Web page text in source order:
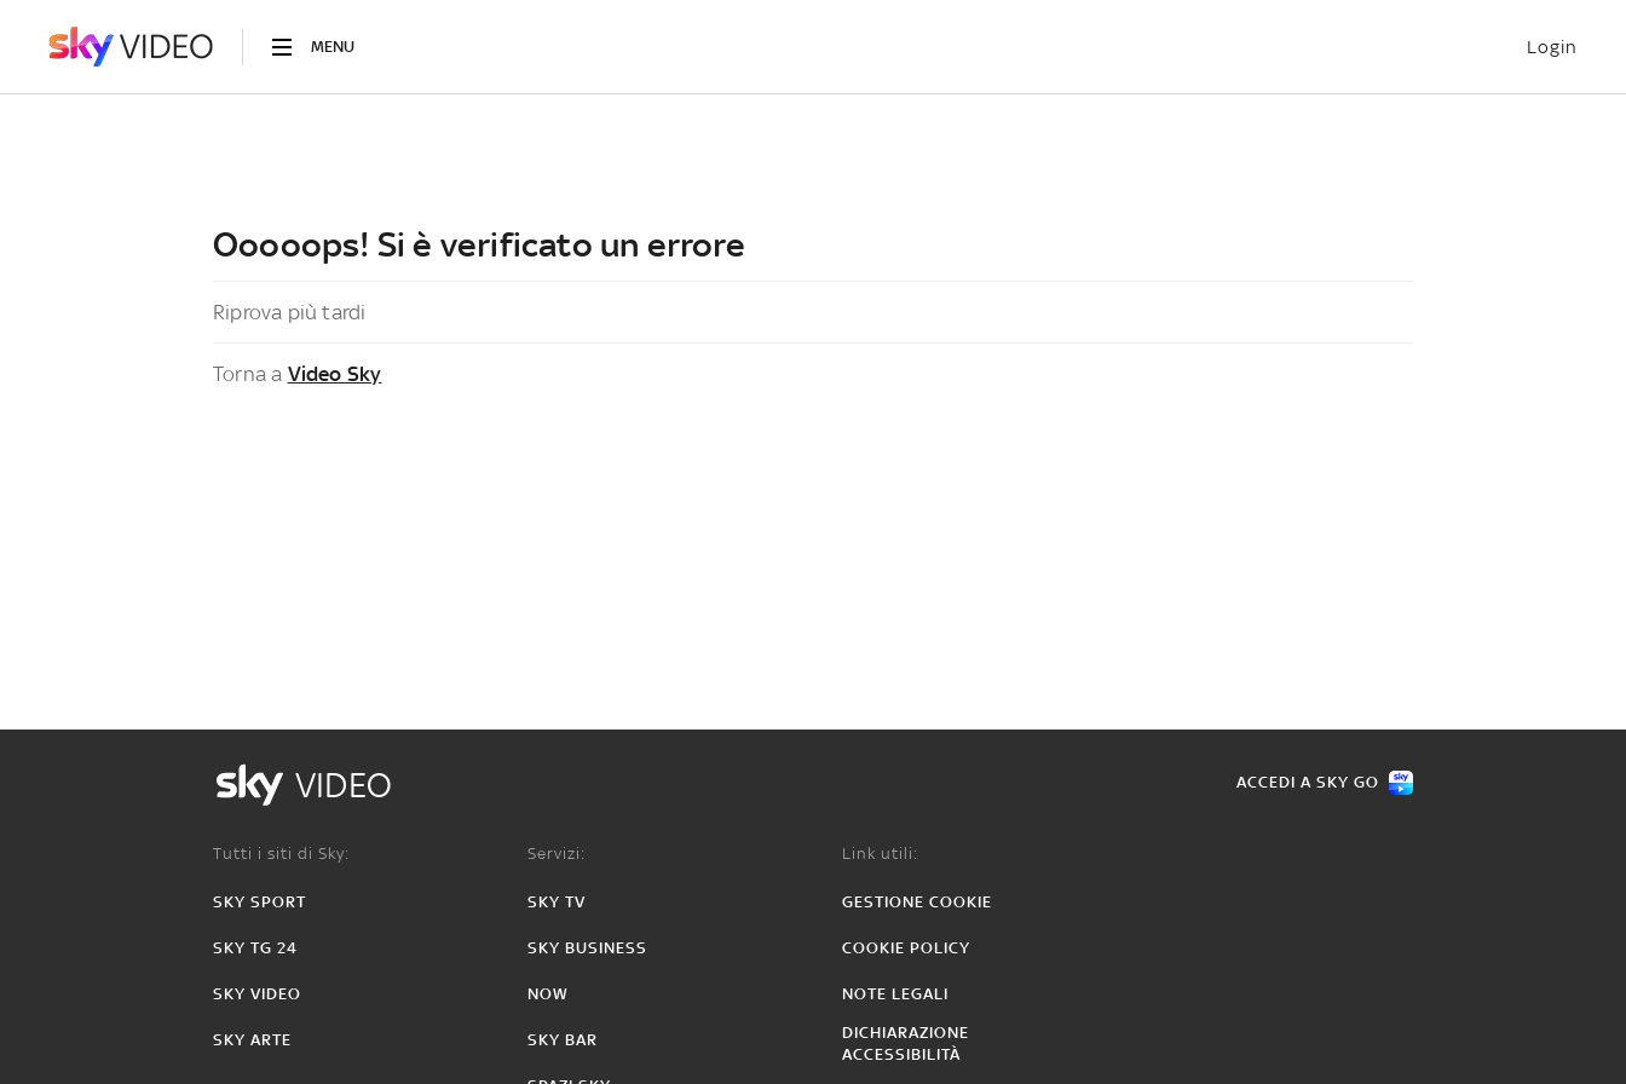
MENU Login
Ooooops! Si è verificato un errore
Riprova più tardi
Torna a Video Sky
VIDEO ACCEDI A SKY GO
Tutti i siti di Sky:
SKY SPORT
SKY TG 24
SKY VIDEO
SKY ARTE
Servizi:
SKY TV
SKY BUSINESS
NOW
SKY BAR
Link utili:
GESTIONE COOKIE
COOKIE POLICY
NOTE LEGALI
DICHIARAZIONE
ACCESSIBILITÀ